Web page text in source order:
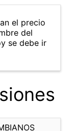
el precio
del
se debe ir